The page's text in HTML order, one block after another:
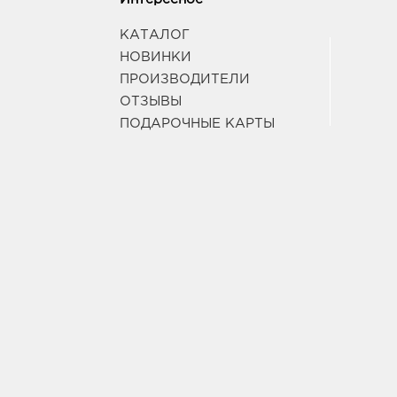
КАТАЛОГ
НОВИНКИ
ПРОИЗВОДИТЕЛИ
ОТЗЫВЫ
ПОДАРОЧНЫЕ КАРТЫ